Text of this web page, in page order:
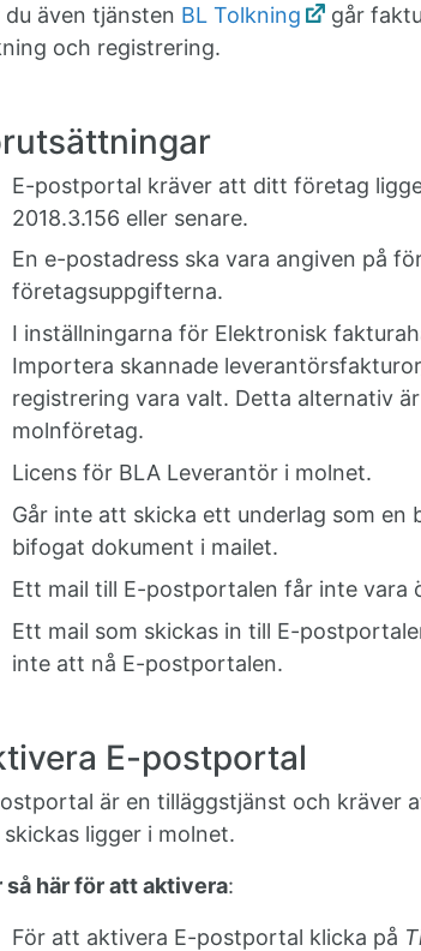
du även tjänsten BL Tolkning
går
och registrering.
E-postportal kräver att ditt företag
2018.3.156 eller senare.
En e-postadress ska vara angiven på
företagsuppgifterna.
I inställningarna för Elektronisk
Importera skannade
registrering vara valt. Detta alternativ
molnföretag.
Licens för BLA Leverantör i molnet.
Går inte att skicka ett underlag som en
bifogat dokument i mailet.
Ett mail till E-postportalen får inte vara
Ett mail som skickas in till E-
inte att nå E-postportalen.
E-postportal
är en tilläggstjänst och kräver
skickas ligger i molnet.
så här för att aktivera:
För att aktivera E-postportal klicka på